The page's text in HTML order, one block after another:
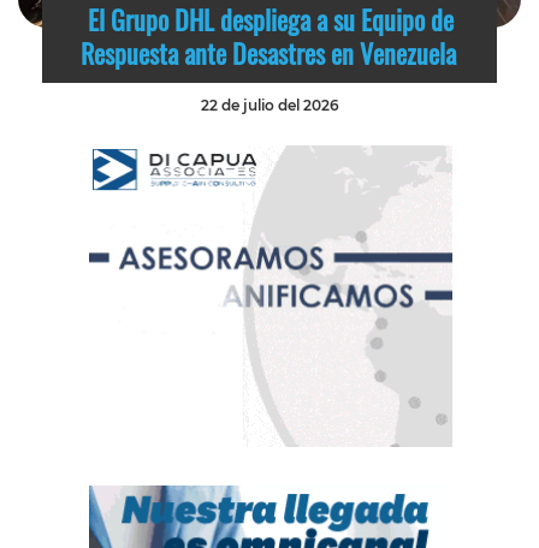
El Grupo DHL despliega a su Equipo de
Respuesta ante Desastres en Venezuela
22 de julio del 2026